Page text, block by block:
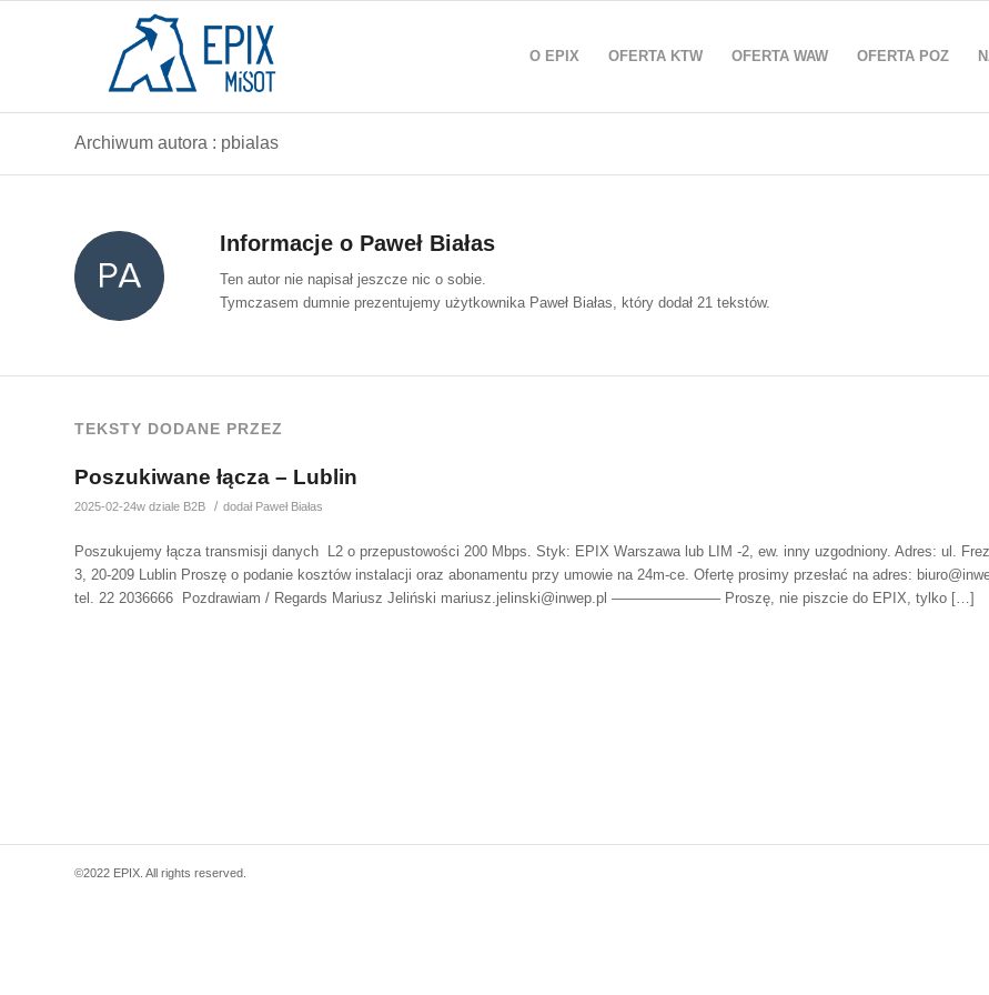
O EPIX OFERTA KTW OFERTA WAW OFERTA POZ
Archiwum autora : pbialas
Informacje o Paweł Białas
Ten autor nie napisał jeszcze nic o sobie.
Tymczasem dumnie prezentujemy użytkownika Paweł Białas, który dodał 21 tekstów.
TEKSTY DODANE PRZEZ
Poszukiwane łącza – Lublin
2025-02-24w dziale B2B / dodał Paweł Białas
Poszukujemy łącza transmisji danych L2 o przepustowości 200 Mbps. Styk: EPIX Warszawa lub LIM -2, ew. inny uzgodniony. Adres: ul.
3, 20-209 Lublin Proszę o podanie kosztów instalacji oraz abonamentu przy umowie na 24m-ce. Ofertę prosimy przesłać na adres:
tel. 22 2036666 Pozdrawiam / Regards Mariusz Jeliński mariusz.jelinski@inwep.pl ———————– Proszę, nie piszcie do EPIX, tylko […]
©2022 EPIX. All rights reserved.